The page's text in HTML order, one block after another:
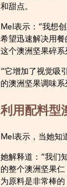
和甜点。
Mel表示：“我想
希望迅速解决用
这个澳洲坚果碎
“它增加了视觉吸
的澳洲坚果调味
利用配料型
Mel表示，当她知
她解释道：“我们
的整个澳洲坚果
为原料是非常棒